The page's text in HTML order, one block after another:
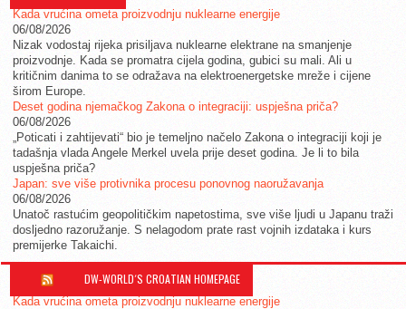
Kada vrućina ometa proizvodnju nuklearne energije
06/08/2026
Nizak vodostaj rijeka prisiljava nuklearne elektrane na smanjenje
proizvodnje. Kada se promatra cijela godina, gubici su mali. Ali u
kritičnim danima to se odražava na elektroenergetske mreže i cijene
širom Europe.
Deset godina njemačkog Zakona o integraciji: uspješna priča?
06/08/2026
„Poticati i zahtijevati“ bio je temeljno načelo Zakona o integraciji koji je
tadašnja vlada Angele Merkel uvela prije deset godina. Je li to bila
uspješna priča?
Japan: sve više protivnika procesu ponovnog naoružavanja
06/08/2026
Unatoč rastućim geopolitičkim napetostima, sve više ljudi u Japanu traži
dosljedno razoružanje. S nelagodom prate rast vojnih izdataka i kurs
premijerke Takaichi.
DW-WORLD´S CROATIAN HOMEPAGE
Kada vrućina ometa proizvodnju nuklearne energije